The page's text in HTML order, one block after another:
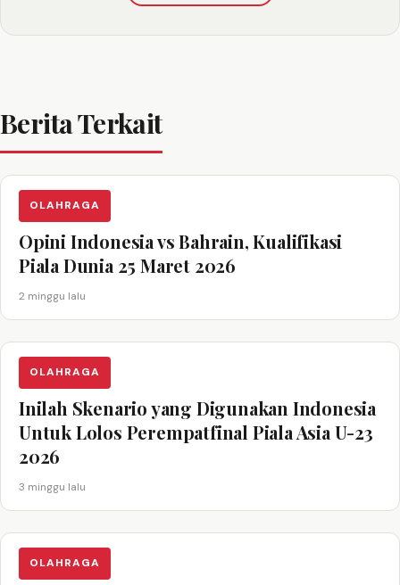
Berita Terkait
OLAHRAGA
Opini Indonesia vs Bahrain, Kualifikasi
Piala Dunia 25 Maret 2026
2 minggu lalu
OLAHRAGA
Inilah Skenario yang Digunakan Indonesia
Untuk Lolos Perempatfinal Piala Asia U-23
2026
3 minggu lalu
OLAHRAGA